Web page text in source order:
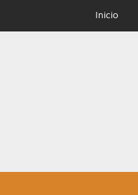
Inicio